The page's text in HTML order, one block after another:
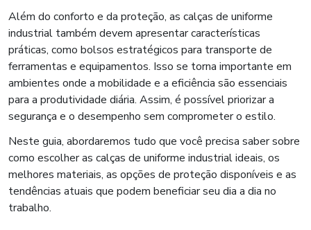
Além do conforto e da proteção, as calças de uniforme
industrial também devem apresentar características
práticas, como bolsos estratégicos para transporte de
ferramentas e equipamentos. Isso se torna importante em
ambientes onde a mobilidade e a eficiência são essenciais
para a produtividade diária. Assim, é possível priorizar a
segurança e o desempenho sem comprometer o estilo.
Neste guia, abordaremos tudo que você precisa saber sobre
como escolher as calças de uniforme industrial ideais, os
melhores materiais, as opções de proteção disponíveis e as
tendências atuais que podem beneficiar seu dia a dia no
trabalho.